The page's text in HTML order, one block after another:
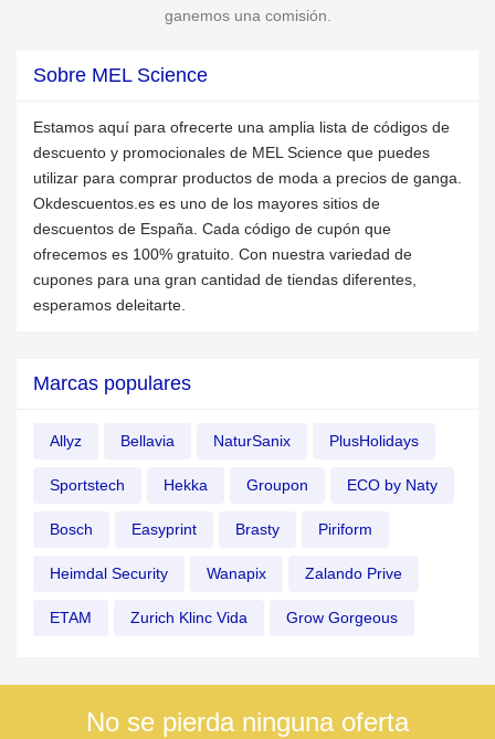
ganemos una comisión.
Sobre MEL Science
Estamos aquí para ofrecerte una amplia lista de códigos de
descuento y promocionales de MEL Science que puedes
utilizar para comprar productos de moda a precios de ganga.
Okdescuentos.es es uno de los mayores sitios de
descuentos de España. Cada código de cupón que
ofrecemos es 100% gratuito. Con nuestra variedad de
cupones para una gran cantidad de tiendas diferentes,
esperamos deleitarte.
Marcas populares
Allyz Bellavia NaturSanix PlusHolidays
Sportstech Hekka Groupon ECO by Naty
Bosch Easyprint Brasty Piriform
Heimdal Security Wanapix Zalando Prive
ETAM Zurich Klinc Vida Grow Gorgeous
No se pierda ninguna oferta